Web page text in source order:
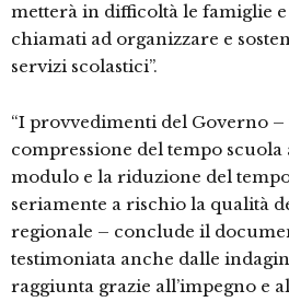
metterà in difficoltà le famiglie
chiamati ad organizzare e
servizi scolastici”.
“I provvedimenti del Governo –
compressione del tempo scuola
modulo e la riduzione del
seriamente a rischio la qualità
regionale – conclude il
testimoniata anche dalle
raggiunta grazie all’impegno e